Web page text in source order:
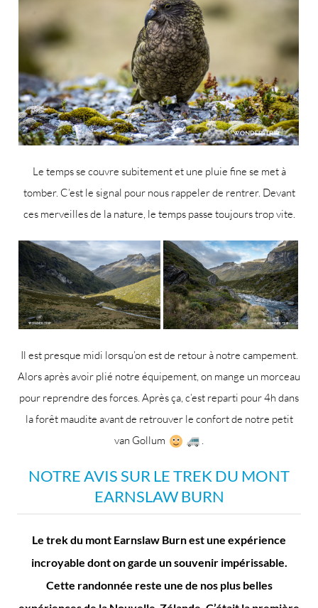
Le temps se couvre subitement et une pluie fine se met à
tomber. C’est le signal pour nous rappeler de rentrer. Devant
ces merveilles de la nature, le temps passe toujours trop vite.
Il est presque midi lorsqu’on est de retour à notre campement.
Alors après avoir plié notre équipement, on mange un morceau
pour reprendre des forces. Après ça, c’est reparti pour 4h dans
la forêt maudite avant de retrouver le confort de notre petit
van Gollum
NOTRE AVIS SUR LE TREK DU MONT
EARNSLAW BURN
Le trek du mont Earnslaw Burn est une expérience
incroyable dont on garde un souvenir impérissable.
Cette randonnée reste une de nos plus belles